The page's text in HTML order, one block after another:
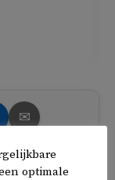
✉
optimale